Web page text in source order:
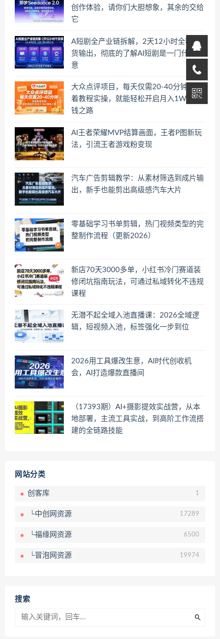
创作体验，请你们大胆想象，其余的交给
它
A短剧全产业链拆解，2天12小时全程干
货输出，彻底的了解AI短剧是一门什么生
意
大众点评项目，每天仅需20-40分钟，跟
着教程实操，就能轻松开启月入1W+賺
钱之路
AI王者荣耀MVP结算画面，王者P图新玩
法，引流王者游戏粉变现
汽车广告剪辑教学：从素材筛选到成片输
出，新手也能剪出高级感汽车大片
零基础学习书单剪辑，热门视频类型的完
整制作流程（更新2026）
新店70天3000多单，小红书冷门赛道装
修闭坑指南玩法，可通过私域转化不违规
课程
无潜不起全域入池直播课：2026全域逻
辑，短视频入池，标签强化一步到位
2026用工具爆改生意，AI时代创收机
会，AI打造爆款直播间
（17393期）AI+摄影提效实战营，从本
地部署，主流工具实战，到高阶工作流搭
建的全链路技能
网站分类
创客库 1
└中创网资源 17289
└福缘网资源 6500
└冒泡网资源 19974
搜索